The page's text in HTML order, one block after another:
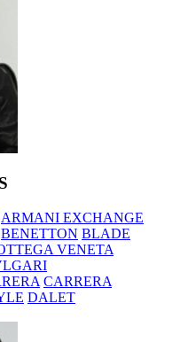
ARMANI EXCHANGE
BENETTON BLADE
VENETA
CARRERA
DALET